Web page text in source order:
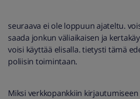
seuraava ei ole loppuun ajateltu.
saada jonkun väliaikaisen ja
voisi käyttää elisalla. tietysti tämä
poliisin toimintaan.
Miksi verkkopankkiin